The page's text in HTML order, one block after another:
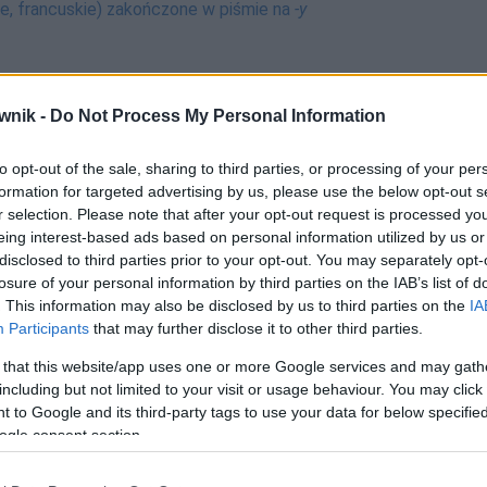
- Do Not Process My Personal Information
opt-out of the sale, sharing to third parties, or processing of your
for targeted advertising by us, please use the below opt-out
selection. Please note that after your opt-out request is processed
interest-based ads based on personal information utilized by us
to third parties prior to your opt-out. You may separately
of your personal information by third parties on the IAB’s list of
This information may also be disclosed by us to third parties on the
Participants that may further disclose it to other third parties.
that this website/app uses one or more Google services and may
but not limited to your visit or usage behaviour. You may
to Google and its third-party tags to use your data for below
consent section.
francuskie) zakończone w piśmie na -y
dostępna
,-ch(czytane [k])